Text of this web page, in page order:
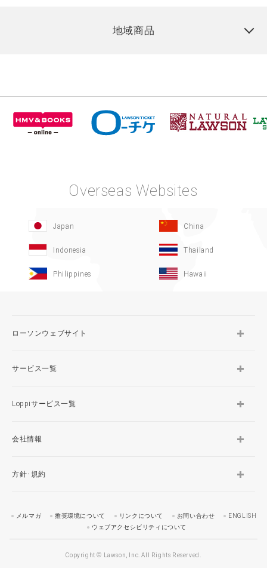
地域商品
Overseas Websites
Japan China
Indonesia Thailand
Philippines Hawaii
ローソンウェブサイト
サービス一覧
Loppiサービス一覧
会社情報
方針･規約
メルマガ 推奨環境について リンクについて お問い合わせ
ENGLISH
ウェブアクセシビリティについて
Copyright © Lawson, Inc. All Rights Reserved.